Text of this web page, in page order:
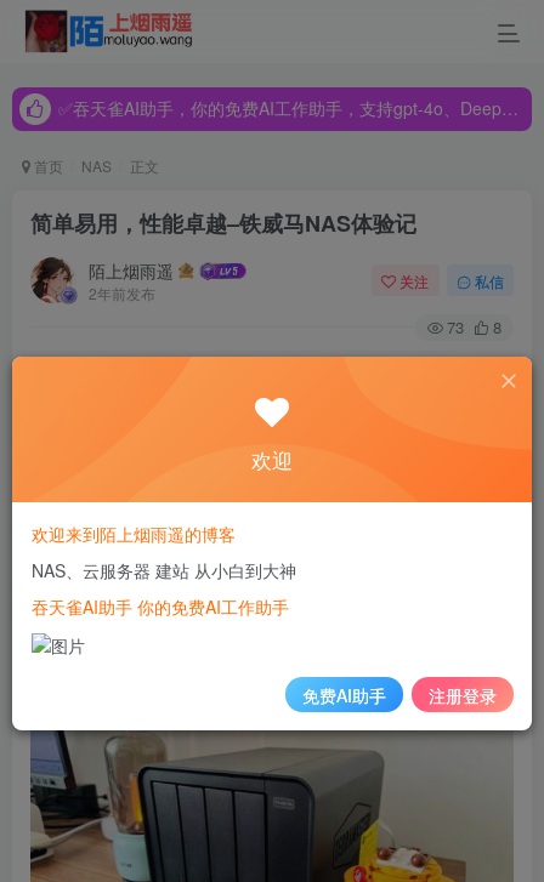
✅吞天雀AI助手，你的免费AI工作助手，支持gpt-4o、DeepSeek、Claude🔥🔥🔥🔥
✅吞天雀AI助手，你的免费AI工作助手，支持gpt-4o、DeepSeek、Claude🔥🔥🔥🔥
首页 NAS 正文
简单易用，性能卓越–铁威马NAS体验记
陌上烟雨遥
2年前发布
关注 私信
73 8
位，而传统的硬盘存储已然难以满足人们日益增长的数据存
点，逐渐受到广大用户的青睐。但是提到NAS，很多人可能
接触铁威马NAS时，它的易用性却让我大吃一惊。今天就让
我以铁威马新品F4-424 Pro为例来分享一下使用铁威马NAS
的轻松体验。
欢迎
欢迎来到陌上烟雨遥的博客
NAS、云服务器 建站 从小白到大神
吞天雀AI助手 你的免费AI工作助手
免费AI助手 注册登录